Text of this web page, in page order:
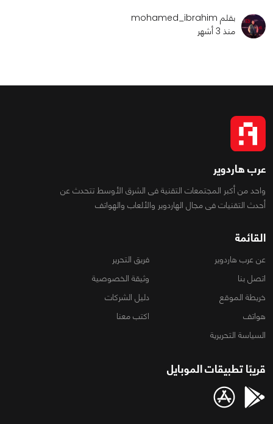
بقلم mohamed_ibrahim
منذ 3 أشهر
عرب هاردوير
واحد من أكبر المجتمعات التقنية فى الشرق الأوسط تتحدث عن
أحدث التقنيات فى مجال الهاردوير والألعاب والهواتف
القائمة
عن عرب هاردوير
فريق التحرير
اتصل بنا
وثيقة الخصوصية
خريطة الموقع
دليل الشركات
هواتف
اكتب معنا
السياسة التحريرية
قريبًا تطبيقات الموبايل